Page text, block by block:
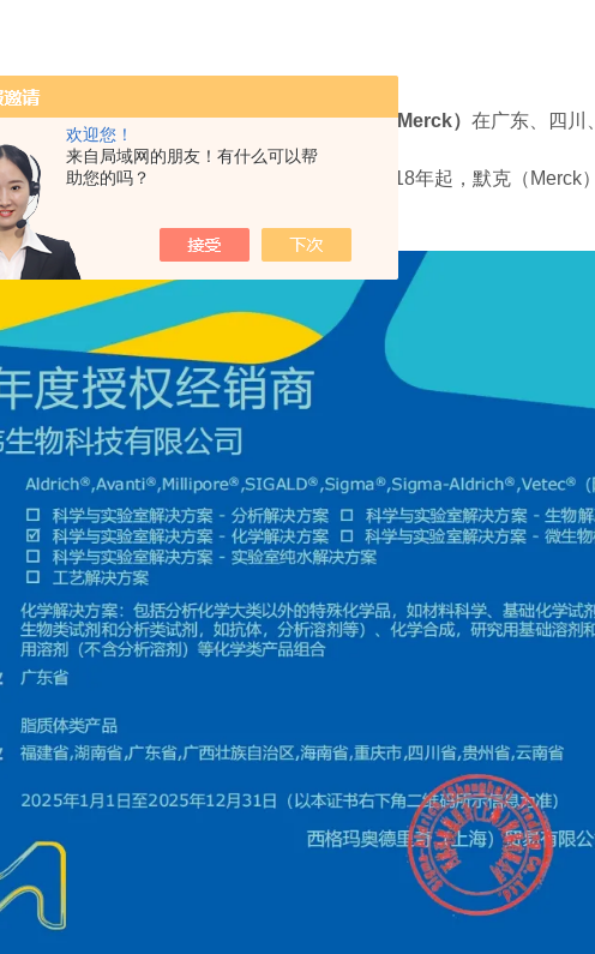
欢迎您！
来自局域网的朋友！有什么可以帮
助您的吗？
玮科技新获得Avanti® 品牌代理！作为默克（Merck） 在广东、四川
默克（Merck）与Avanti® 2018年起，默克（Merck
面、更高效的
服务！ "